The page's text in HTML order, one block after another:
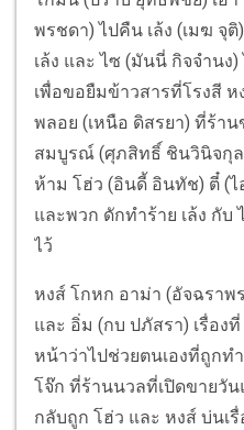
พรชดา) ไปคืน เล้ง (เมฆ จุ
เล้ง และ ไซ (มันนี่ กิจจำนง
เพื่อขอยืมข้าวสารที่โรงสี
พลอย (เหนือ ดิสรยา) ที่ร้า
สมบูรณ์ (ศุภสิทธิ์ ชินวินิจกุล)
ห้าม โฮ่ว (อินดี้ อินทัช) ตี๋ (
และพวก ดักทำร้าย เล้ง กั
ไว้
หงส์ โกหก อาม่า (อัจฉรา
และ อิ่ม (กบ ปภัสรา) เรื่อง
หน้าว่าไปช่วยตนเองที่ถูกท
โจ๊ก ที่ร้านนวลที่เปิดขายวั
กลับถูก โฮ่ว และ หงส์ บ่นเ